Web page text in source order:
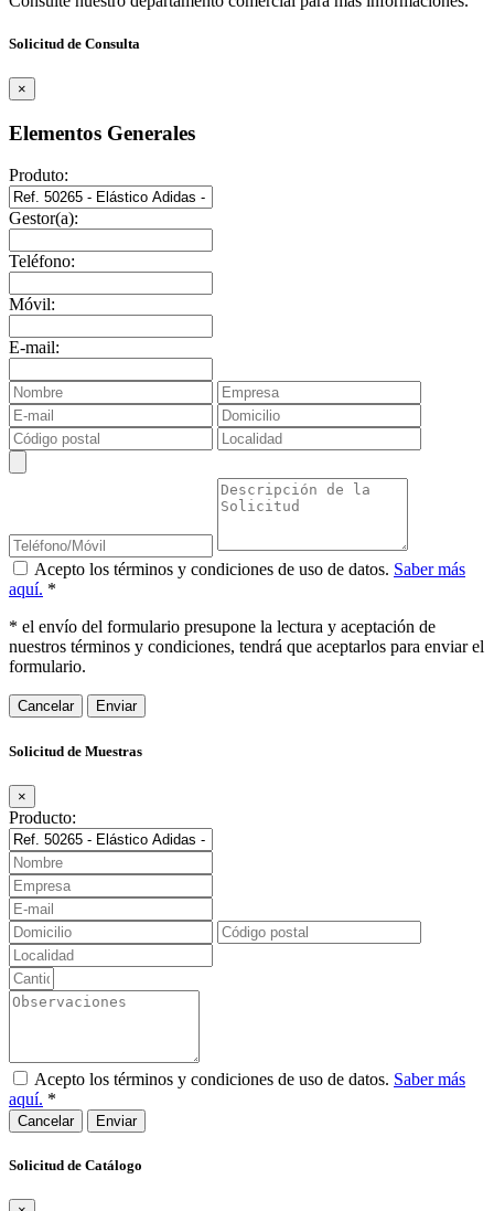
Solicitud de Consulta
×
Elementos Generales
Produto:
Gestor(a):
Teléfono:
Móvil:
E-mail:
Acepto los términos y condiciones de uso de datos. Saber más
aquí. *
* el envío del formulario presupone la lectura y aceptación de
nuestros términos y condiciones, tendrá que aceptarlos para enviar el
formulario.
Cancelar
Solicitud de Muestras
×
Producto:
Acepto los términos y condiciones de uso de datos. Saber más
aquí. *
Cancelar
Solicitud de Catálogo